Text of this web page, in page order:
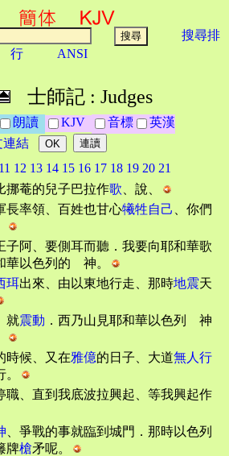
搜尋排
行
ANSI
士師記 : Judges
朗讀 KJV 音標
英漢
連結
11 12 13 14 15 16 17 18 19 20 21
挪菴的兒子巴拉作歌 、說、
長率領、百姓也甘心犧牲自己
、你們
子阿、要側耳而聽．我要向耶和華歌
華以色列的 神。
珥出來、由以東地行走、那時地震天
就震動 ．西乃山見耶和華以色列 神
時候、又在雅億的日子、大道無人行
職、直到我底波拉興起、等我興起作
、爭戰的事就臨到城門．那時以色列
牌槍矛呢。